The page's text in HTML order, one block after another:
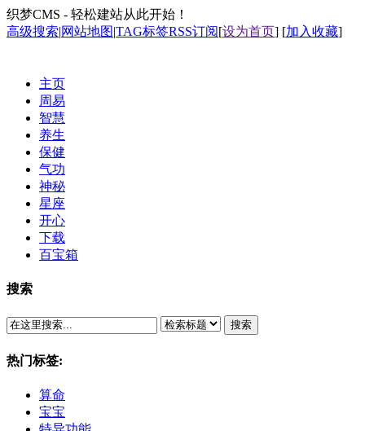
织梦CMS - 轻松建站从此开始！
高级搜索|网站地图|TAG标签RSS订阅[设为首页] [加入收藏]
主页
周易
智慧
养生
保健
气功
神秘
星座
开心
下载
百宝箱
搜索
搜索
热门标签:
算命
宝宝